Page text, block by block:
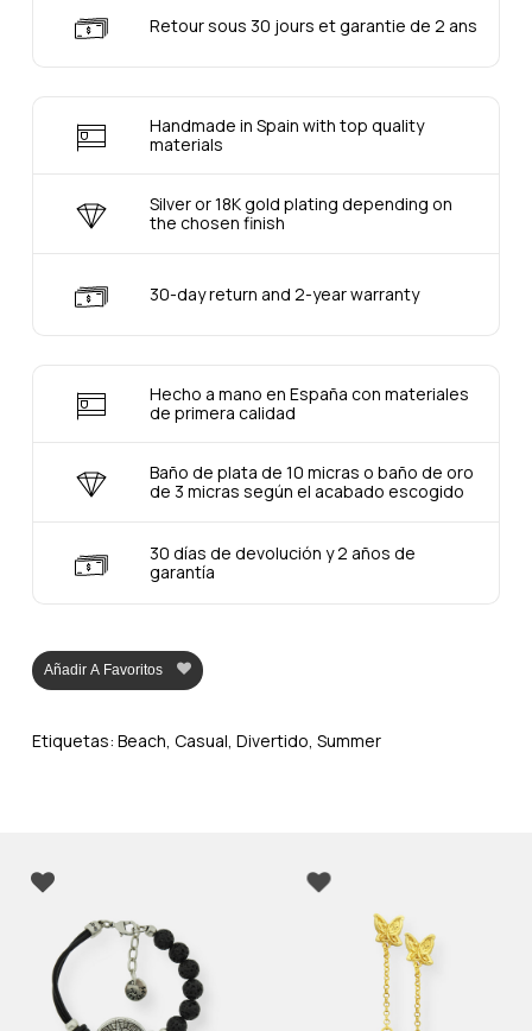
Retour sous 30 jours et garantie de 2 ans
Handmade in Spain with top quality
materials
Silver or 18K gold plating depending on
the chosen finish
30-day return and 2-year warranty
Hecho a mano en España con materiales
de primera calidad
Baño de plata de 10 micras o baño de oro
de 3 micras según el acabado escogido
30 días de devolución y 2 años de
garantía
Añadir A Favoritos
Etiquetas: Beach Casual Divertido Summer